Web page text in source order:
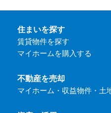
住まいを探す
賃貸物件を探す
マイホームを購入する
不動産を売却
マイホーム・収益物件・土